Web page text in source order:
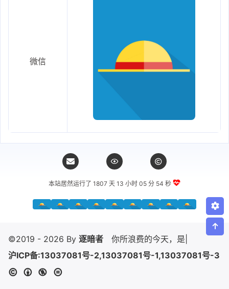
微信
本站居然运行了 1807 天13 小时 05 分 54 秒
©2019 - 2026 By 逐暗者 你所浪费的今天，是昨
沪ICP备:13037081号-2,13037081号-1,13037081号-3